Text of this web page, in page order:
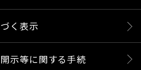
く表示
示等に関する手続